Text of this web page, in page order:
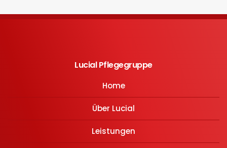
Lucial Pflegegruppe
Home
Über Lucial
Leistungen